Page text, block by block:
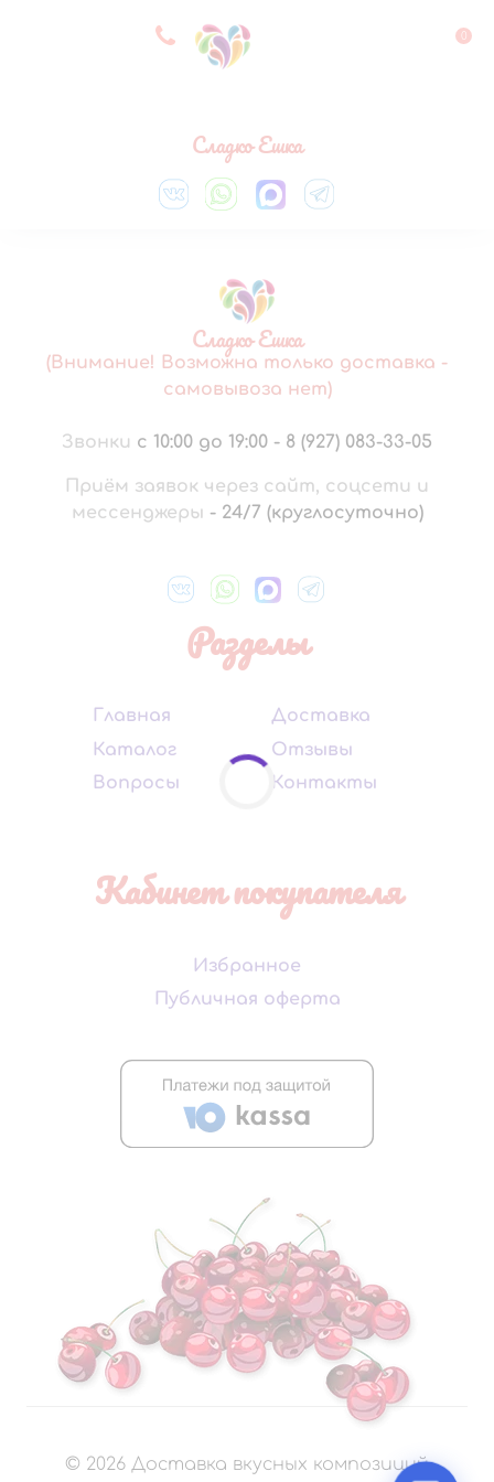
8 927 083 33 05 0
Сладко Ешка
Сладко Ешка
(Внимание! Возможна только доставка -
самовывоза нет)
Звонки с 10:00 до 19:00 - 8 (927) 083-33-05
Приём заявок через сайт, соцсети и
мессенджеры - 24/7 (круглосуточно)
Разделы
Главная
Каталог
Вопросы
Доставка
Отзывы
Контакты
Кабинет покупателя
Избранное
Публичная оферта
© 2026 Доставка вкусных композиций